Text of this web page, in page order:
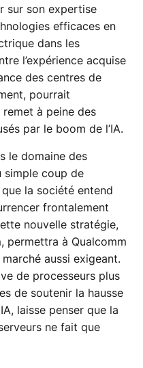
sur son expertise
efficaces en
dans les
l’expérience acquise
des centres de
pourrait
remet à peine des
par le boom de l’IA.
le domaine des
simple coup de
la société entend
frontalement
nouvelle stratégie,
permettra à Qualcomm
aussi exigeant.
de processeurs plus
de soutenir la hausse
laisse penser que la
ne fait que